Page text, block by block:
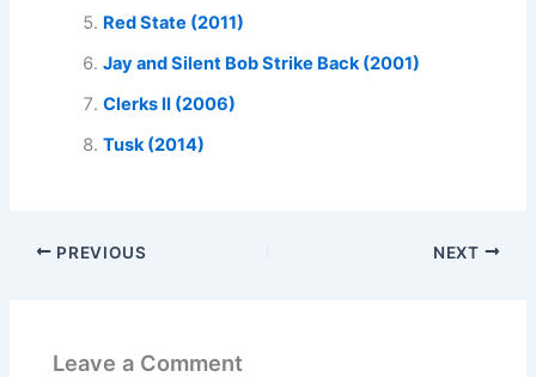
Red State (2011)
Jay and Silent Bob Strike Back (2001)
Clerks II (2006)
Tusk (2014)
PREVIOUS NEXT
Leave a Comment